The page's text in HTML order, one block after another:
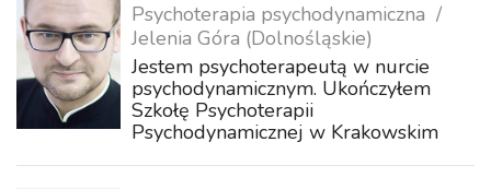
Psychoterapia psychodynamiczna
Jelenia Góra (Dolnośląskie)
Jestem psychoterapeutą w nurcie
psychodynamicznym. Ukończyłem
Szkołę Psychoterapii
Psychodynamicznej w Krakowskim